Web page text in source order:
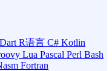
Dart R语言 C# Kotlin
Lua Pascal Perl Bash
Fortran